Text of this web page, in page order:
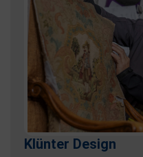
Klünter Design